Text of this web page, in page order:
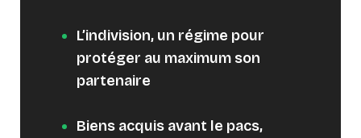
L’indivision, un régime pour
protéger au maximum son
partenaire
Biens acquis avant le pacs,